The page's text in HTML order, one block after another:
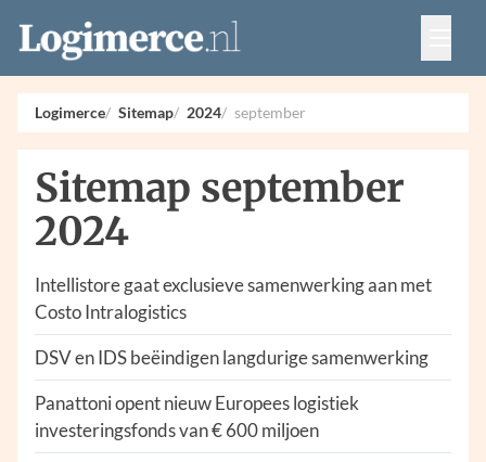
Vacatures
Events
Adverteren
Partners
Logimerce Sitemap 2024 september
Sitemap september
2024
Intellistore gaat exclusieve samenwerking aan met
Costo Intralogistics
DSV en IDS beëindigen langdurige samenwerking
Panattoni opent nieuw Europees logistiek
investeringsfonds van € 600 miljoen